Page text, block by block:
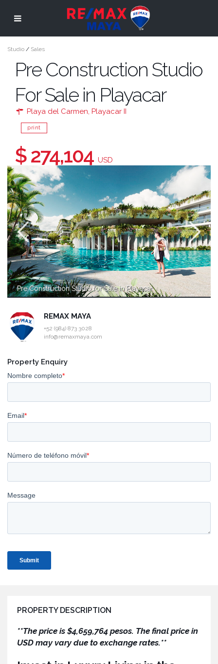
Studio / Sales
Pre Construction Studio
For Sale in Playacar
Playa del Carmen, Playacar II
print
$ 274,104 USD
Pre Construction Studio for Sale in Playacar
REMAX MAYA
+52 (984) 873 3028
info@remaxmaya.com
Property Enquiry
PROPERTY DESCRIPTION
**The price is $4,659,764 pesos. The final price in
USD may vary due to exchange rates.**